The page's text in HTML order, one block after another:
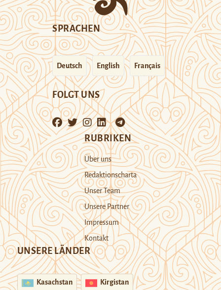
SPRACHEN
Deutsch English Français
FOLGT UNS
RUBRIKEN
Über uns
Redaktionscharta
Unser Team
Unsere Partner
Impressum
Kontakt
UNSERE LÄNDER
Kasachstan Kirgistan